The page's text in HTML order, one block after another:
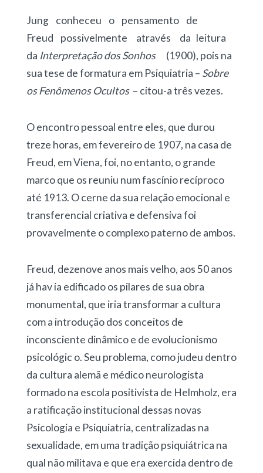
Jung conheceu o pensamento de
Freud possivelmente através da leitura
da Interpretação dos Sonhos(1900), pois na
sua tese de formatura em Psiquiatria – Sobre
osFenômenos Ocultos – citou-a três vezes.
O encontro pessoal entre eles, que durou
treze horas, em fevereiro de 1907, na casa de
Freud, em Viena, foi, no entanto, o grande
marco que os reuniu num fascínio recíproco
até 1913. O cerne da sua relação emocional e
transferencial criativa e defensiva foi
provavelmente o complexo paterno de ambos.
Freud, dezenove anos mais velho, aos 50 anos
já hav ia edificado os pilares de sua obra
monumental, que iria transformar a cultura
com a introdução dos conceitos de
inconsciente dinâmico e de evolucionismo
psicológic o. Seu problema, como judeu dentro
da cultura alemã e médico neurologista
formado na escola positivista de Helmholz, era
a ratificação institucional dessas novas
Psicologia e Psiquiatria, centralizadas na
sexualidade, em uma tradição psiquiátrica na
qual não militava e que era exercida dentro de